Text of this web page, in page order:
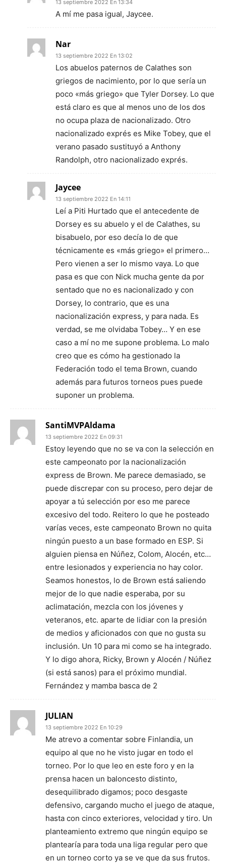
13 septiembre 2022 En 13:34
A mí me pasa igual, Jaycee.
Nar
13 septiembre 2022 En 13:02
Los abuelos paternos de Calathes son
griegos de nacimiento, por lo que sería un
poco «más griego» que Tyler Dorsey. Lo que
está claro es que al menos uno de los dos
no ocupa plaza de nacionalizado. Otro
nacionalizado exprés es Mike Tobey, que el
verano pasado sustituyó a Anthony
Randolph, otro nacionalizado exprés.
Jaycee
13 septiembre 2022 En 14:11
Leí a Piti Hurtado que el antecedente de
Dorsey es su abuelo y el de Calathes, su
bisabuelo, por eso decía lo de que
técnicamente es «más griego» el primero…
Pero vienen a ser lo mismo vaya. Lo que
pasa es que con Nick mucha gente da por
sentado que no es nacionalizado y con
Dorsey, lo contrario, que es una
nacionalización express, y para nada. Es
verdad, se me olvidaba Tobey… Y en ese
caso a mí no me supone problema. Lo malo
creo que es cómo ha gestionado la
Federación todo el tema Brown, cuando
además para futuros torneos pues puede
suponer un problema.
SantiMVPAldama
13 septiembre 2022 En 09:31
Estoy leyendo que no se va con la selección en
este campeonato por la nacionalización
express de Brown. Me parece demasiado, se
puede discrepar con su proceso, pero dejar de
apoyar a tú selección por eso me parece
excesivo del todo. Reitero lo que he posteado
varías veces, este campeonato Brown no quita
ningún puesto a un base formado en ESP. Si
alguien piensa en Núñez, Colom, Alocén, etc…
entre lesionados y experiencia no hay color.
Seamos honestos, lo de Brown está saliendo
mejor de lo que nadie esperaba, por su
aclimatación, mezcla con los jóvenes y
veteranos, etc. aparte de lidiar con la presión
de medios y aficionados con que no gusta su
inclusión. Un 10 para mi como se ha integrado.
Y lo digo ahora, Ricky, Brown y Alocén / Núñez
(si está sanos) para el próximo mundial.
Fernández y mamba basca de 2
JULIAN
13 septiembre 2022 En 10:29
Me atrevo a comentar sobre Finlandia, un
equipo al que no he visto jugar en todo el
torneo. Por lo que leo en este foro y en la
prensa hacen un baloncesto distinto,
desequilibrado digamos; poco desgaste
defensivo, cargando mucho el juego de ataque,
hasta con cinco exteriores, velocidad y tiro. Un
planteamiento extremo que ningún equipo se
plantearía para toda una liga regular pero que
en un torneo corto ya se ve que da sus frutos.